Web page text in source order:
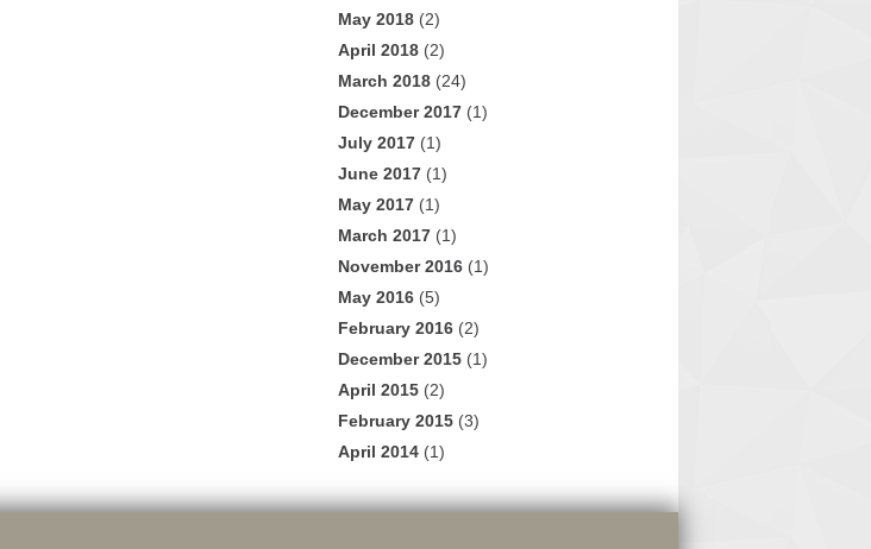
May 2018 (2)
April 2018 (2)
March 2018 (24)
December 2017 (1)
July 2017 (1)
June 2017 (1)
May 2017 (1)
March 2017 (1)
November 2016 (1)
May 2016 (5)
February 2016 (2)
December 2015 (1)
April 2015 (2)
February 2015 (3)
April 2014 (1)